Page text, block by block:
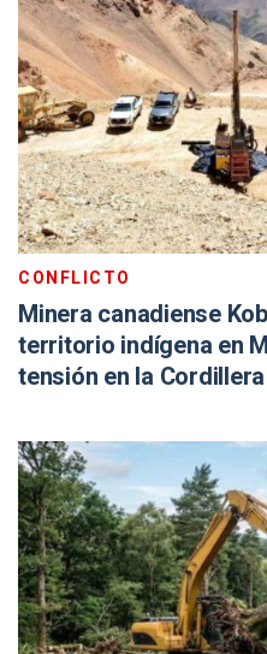
CONFLICTO
Minera canadiense
territorio indígena en
tensión en la Cordillera